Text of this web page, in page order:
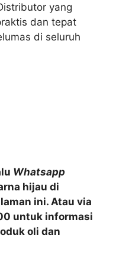
yang
dan tepat
di seluruh
Whatsapp
hijau di
ini. Atau via
untuk informasi
oli dan